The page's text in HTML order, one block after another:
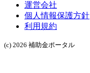
運営会社
個人情報保護方針
利用規約
(c) 2026 補助金ポータル